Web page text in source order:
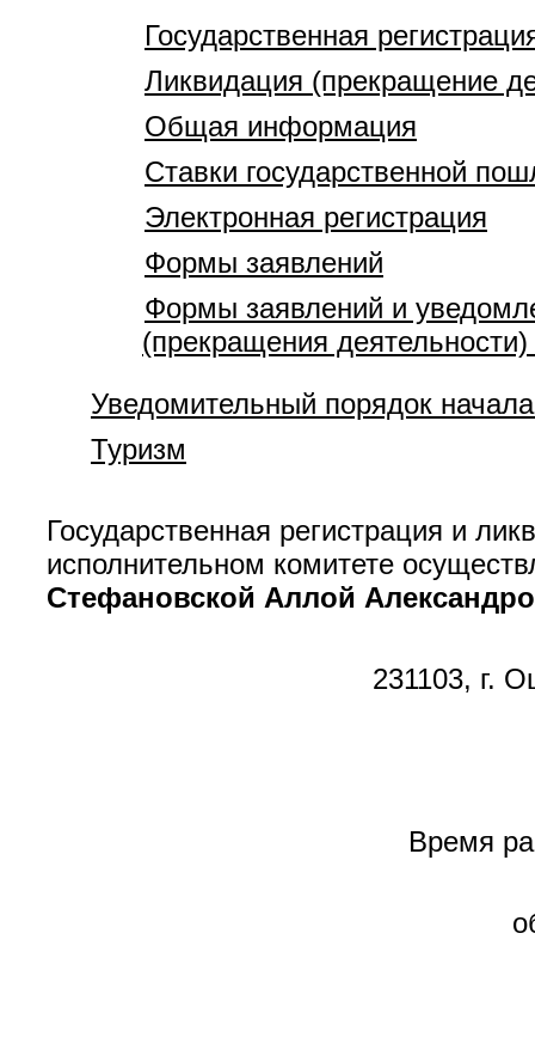
Государственная
Ликвидация (прекращение
Общая информация
Ставки государственной
Электронная регистрация
Формы заявлений
Формы заявлений и
(прекращения
Уведомительный порядок
Туризм
Государственная регистрация и
исполнительном комитете
Стефановской Аллой
231103, г.
Время